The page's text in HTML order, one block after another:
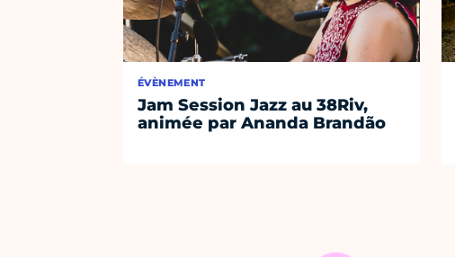
ÉVÈNEMENT
Jam Session Jazz au 38Riv,
animée par Ananda Brandão